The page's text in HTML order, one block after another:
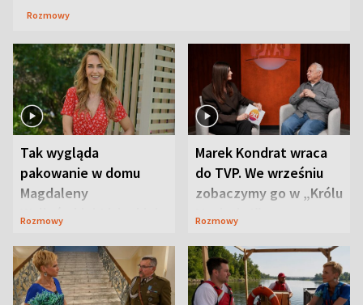
Rozmowy
Tak wygląda
pakowanie w domu
Magdaleny
Waligórskiej-Lisieckiej.
Rozmowy
Marek Kondrat wraca
do TVP. We wrześniu
zobaczymy go w „Królu
Maciusiu I”
Rozmowy